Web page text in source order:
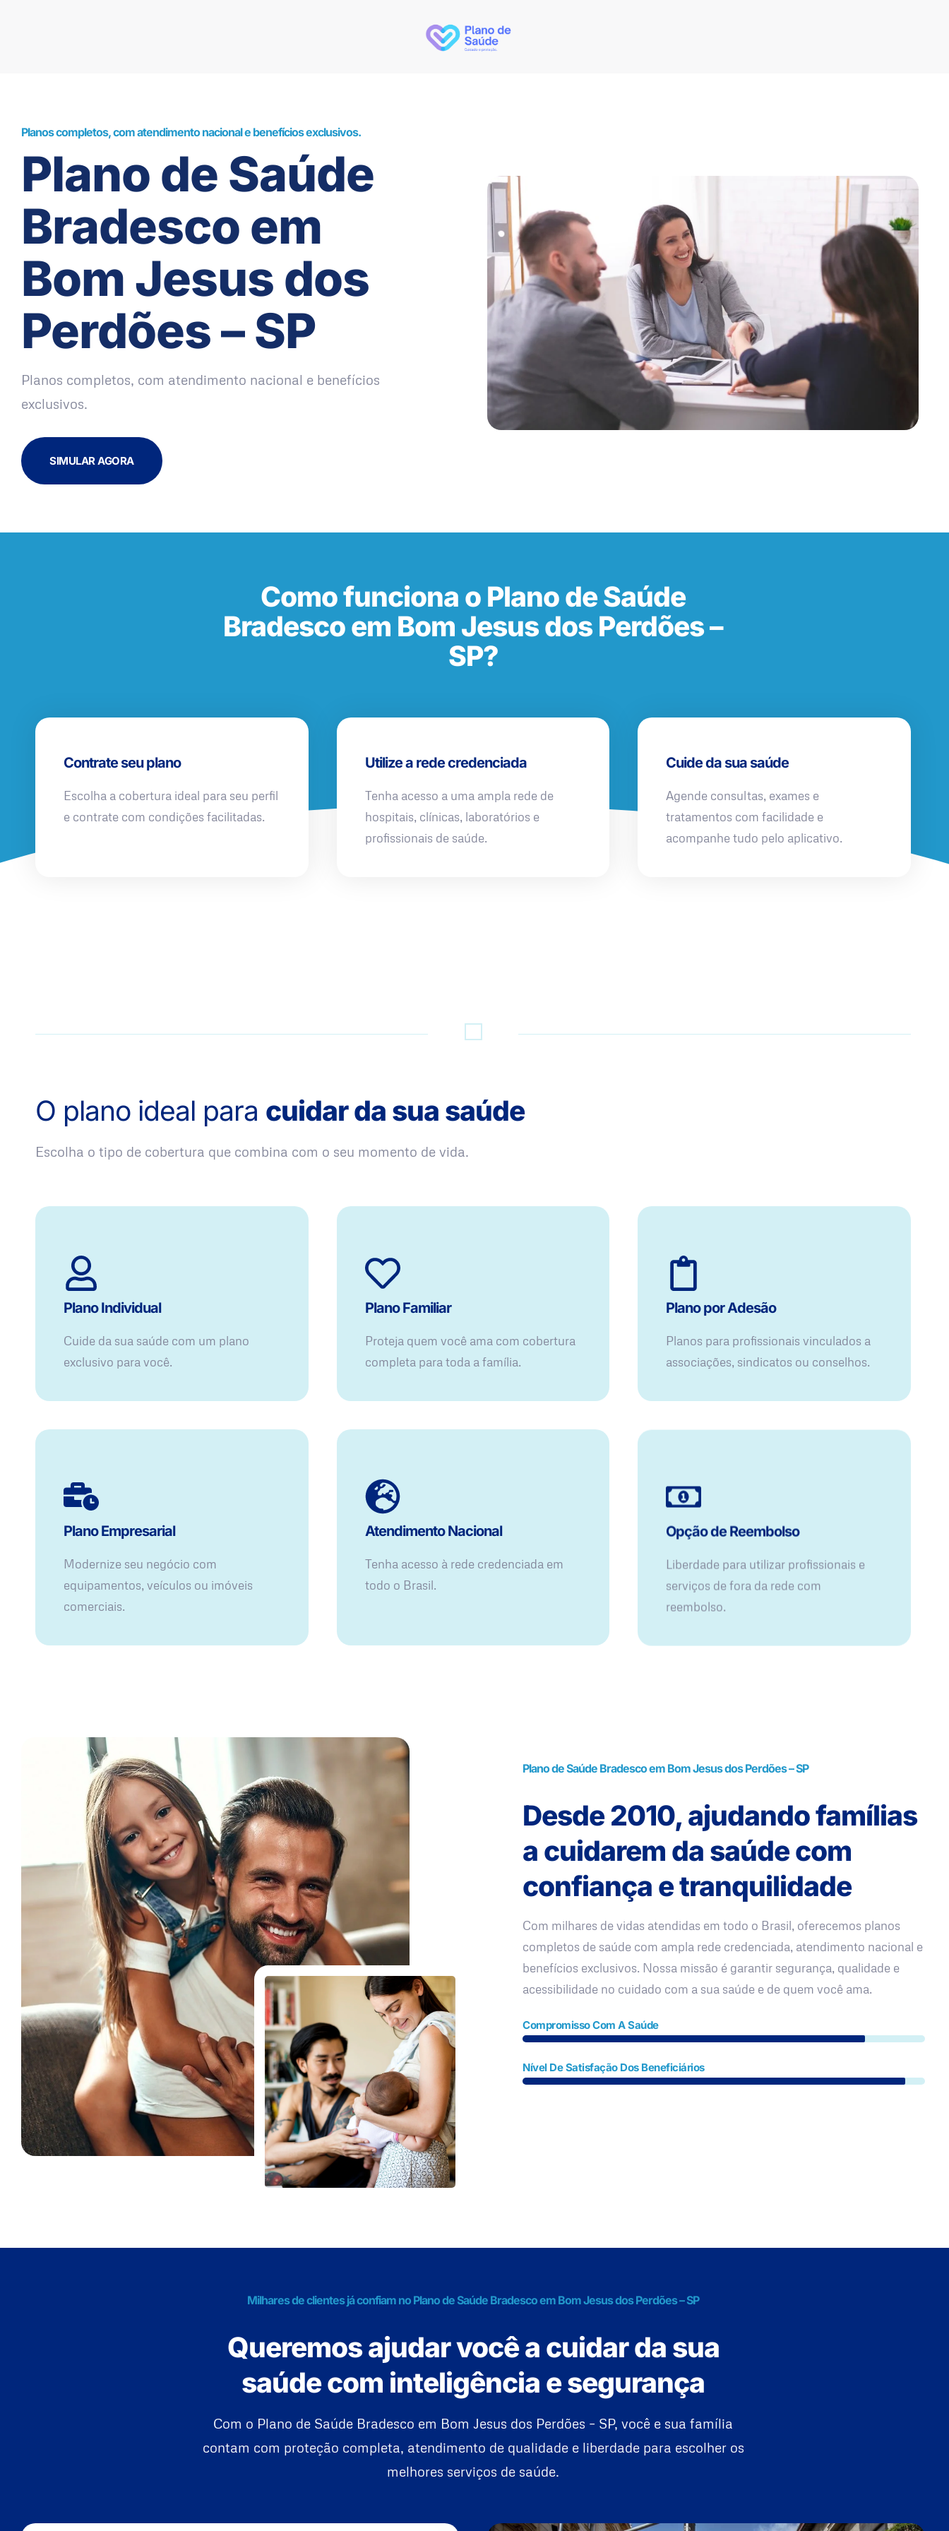
Planos completos, com atendimento nacional e benefícios exclusivos.
Plano de Saúde
Bradesco em
Bom Jesus dos
Perdões – SP
Planos completos, com atendimento nacional e benefícios
exclusivos.
SIMULAR AGORA
Como funciona o Plano de Saúde
Bradesco em Bom Jesus dos Perdões –
SP?
Contrate seu plano
Escolha a cobertura ideal para seu perfil
e contrate com condições facilitadas.
Utilize a rede credenciada
Tenha acesso a uma ampla rede de
hospitais, clínicas, laboratórios e
profissionais de saúde.
Cuide da sua saúde
Agende consultas, exames e
tratamentos com facilidade e
acompanhe tudo pelo aplicativo.
O plano ideal para cuidar da sua saúde
Escolha o tipo de cobertura que combina com o seu momento de vida.
Plano Individual
Cuide da sua saúde com um plano
exclusivo para você.
Plano Familiar
Proteja quem você ama com cobertura
completa para toda a família.
Plano por Adesão
Planos para profissionais vinculados a
associações, sindicatos ou conselhos.
Plano Empresarial
Modernize seu negócio com
equipamentos, veículos ou imóveis
comerciais.
Atendimento Nacional
Tenha acesso à rede credenciada em
todo o Brasil.
Opção de Reembolso
Liberdade para utilizar profissionais e
serviços de fora da rede com
reembolso.
Plano de Saúde Bradesco em Bom Jesus dos Perdões – SP
Desde 2010, ajudando famílias
a cuidarem da saúde com
confiança e tranquilidade
Com milhares de vidas atendidas em todo o Brasil, oferecemos planos
completos de saúde com ampla rede credenciada, atendimento nacional e
benefícios exclusivos. Nossa missão é garantir segurança, qualidade e
acessibilidade no cuidado com a sua saúde e de quem você ama.
Compromisso Com A Saúde
Nível De Satisfação Dos Beneficiários
Milhares de clientes já confiam no Plano de Saúde Bradesco em Bom Jesus dos Perdões – SP
Queremos ajudar você a cuidar da sua
saúde com inteligência e segurança
Com o Plano de Saúde Bradesco em Bom Jesus dos Perdões – SP, você e sua família
contam com proteção completa, atendimento de qualidade e liberdade para escolher os
melhores serviços de saúde.